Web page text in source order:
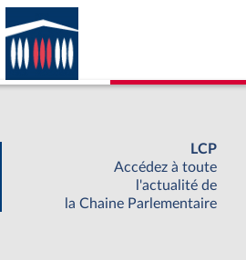
LCP
Accédez à toute
l'actualité de
la Chaine Parlementaire